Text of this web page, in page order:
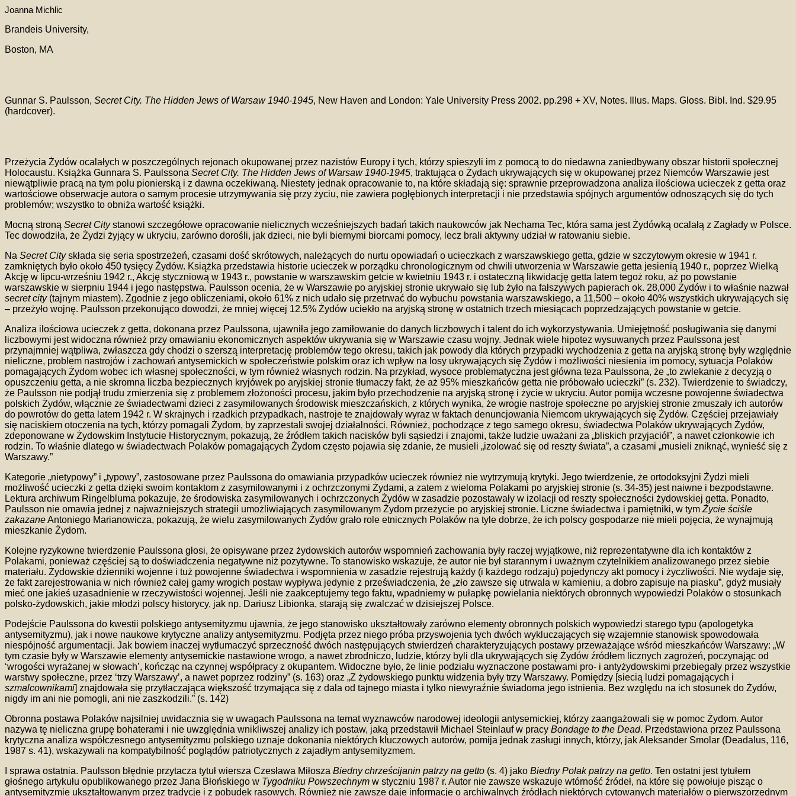
Joanna Michlic
Brandeis University,
Boston, MA
Gunnar S. Paulsson, Secret City. The Hidden Jews of Warsaw 1940-1945, New Haven and London: Yale University Press 2002. pp.298 + XV, Notes. Illus. Maps. Gloss. Bibl. Ind. $29.95
(hardcover).
Przeżycia Żydów ocalałych w poszczególnych rejonach okupowanej przez nazistów Europy i tych, którzy spieszyli im z pomocą to do niedawna zaniedbywany obszar historii społecznej
Holocaustu. Książka Gunnara S. Paulssona Secret City. The Hidden Jews of Warsaw 1940-1945, traktująca o Żydach ukrywających się w okupowanej przez Niemców Warszawie jest
niewątpliwie pracą na tym polu pionierską i z dawna oczekiwaną. Niestety jednak opracowanie to, na które składają się: sprawnie przeprowadzona analiza ilościowa ucieczek z getta oraz
wartościowe obserwacje autora o samym procesie utrzymywania się przy życiu, nie zawiera pogłębionych interpretacji i nie przedstawia spójnych argumentów odnoszących się do tych
problemów; wszystko to obniża wartość książki.
Mocną stroną Secret Citystanowi szczegółowe opracowanie nielicznych wcześniejszych badań takich naukowców jak Nechama Tec, która sama jest Żydówką ocalałą z Zagłady w Polsce.
Tec dowodziła, że Żydzi żyjący w ukryciu, zarówno dorośli, jak dzieci, nie byli biernymi biorcami pomocy, lecz brali aktywny udział w ratowaniu siebie.
Na Secret Cityskłada się seria spostrzeżeń, czasami dość skrótowych, należących do nurtu opowiadań o ucieczkach z warszawskiego getta, gdzie w szczytowym okresie w 1941 r.
zamkniętych było około 450 tysięcy Żydów. Książka przedstawia historie ucieczek w porządku chronologicznym od chwili utworzenia w Warszawie getta jesienią 1940 r., poprzez Wielką
Akcję w lipcu-wrześniu 1942 r., Akcję styczniową w 1943 r., powstanie w warszawskim getcie w kwietniu 1943 r. i ostateczną likwidację getta latem tegoż roku, aż po powstanie
warszawskie w sierpniu 1944 i jego następstwa. Paulsson ocenia, że w Warszawie po aryjskiej stronie ukrywało się lub żyło na fałszywych papierach ok. 28,000 Żydów i to właśnie nazwał
secret city(tajnym miastem). Zgodnie z jego obliczeniami, około 61% z nich udało się przetrwać do wybuchu powstania warszawskiego, a 11,500 – około 40% wszystkich ukrywających się
– przeżyło wojnę. Paulsson przekonująco dowodzi, że mniej więcej 12.5% Żydów uciekło na aryjską stronę w ostatnich trzech miesiącach poprzedzających powstanie w getcie.
Analiza ilościowa ucieczek z getta, dokonana przez Paulssona, ujawniła jego zamiłowanie do danych liczbowych i talent do ich wykorzystywania. Umiejętność posługiwania się danymi
liczbowymi jest widoczna również przy omawianiu ekonomicznych aspektów ukrywania się w Warszawie czasu wojny. Jednak wiele hipotez wysuwanych przez Paulssona jest
przynajmniej wątpliwa, zwłaszcza gdy chodzi o szerszą interpretację problemów tego okresu, takich jak powody dla których przypadki wychodzenia z getta na aryjską stronę były względnie
nieliczne, problem nastrojów i zachowań antysemickich w społeczeństwie polskim oraz ich wpływ na losy ukrywających się Żydów i możliwości niesienia im pomocy, sytuacja Polaków
pomagających Żydom wobec ich własnej społeczności, w tym również własnych rodzin. Na przykład, wysoce problematyczna jest główna teza Paulssona, że „to zwlekanie z decyzją o
opuszczeniu getta, a nie skromna liczba bezpiecznych kryjówek po aryjskiej stronie tłumaczy fakt, że aż 95% mieszkańców getta nie próbowało ucieczki” (s. 232). Twierdzenie to świadczy,
że Paulsson nie podjął trudu zmierzenia się z problemem złożoności procesu, jakim było przechodzenie na aryjską stronę i życie w ukryciu. Autor pomija wczesne powojenne świadectwa
polskich Żydów, włącznie ze świadectwami dzieci z zasymilowanych środowisk mieszczańskich, z których wynika, że wrogie nastroje społeczne po aryjskiej stronie zmuszały ich autorów
do powrotów do getta latem 1942 r. W skrajnych i rzadkich przypadkach, nastroje te znajdowały wyraz w faktach denuncjowania Niemcom ukrywających się Żydów. Częściej przejawiały
się naciskiem otoczenia na tych, którzy pomagali Żydom, by zaprzestali swojej działalności. Również, pochodzące z tego samego okresu, świadectwa Polaków ukrywających Żydów,
zdeponowane w Żydowskim Instytucie Historycznym, pokazują, że źródłem takich nacisków byli sąsiedzi i znajomi, także ludzie uważani za „bliskich przyjaciół”, a nawet członkowie ich
rodzin. To właśnie dlatego w świadectwach Polaków pomagających Żydom często pojawia się zdanie, że musieli „izolować się od reszty świata”, a czasami „musieli zniknąć, wynieść się z
Warszawy.”
Kategorie „nietypowy” i „typowy”, zastosowane przez Paulssona do omawiania przypadków ucieczek również nie wytrzymują krytyki. Jego twierdzenie, że ortodoksyjni Żydzi mieli
możliwość ucieczki z getta dzięki swoim kontaktom z zasymilowanymi i z ochrzczonymi Żydami, a zatem z wieloma Polakami po aryjskiej stronie (s. 34-35) jest naiwne i bezpodstawne.
Lektura archiwum Ringelbluma pokazuje, że środowiska zasymilowanych i ochrzczonych Żydów w zasadzie pozostawały w izolacji od reszty społeczności żydowskiej getta. Ponadto,
Paulsson nie omawia jednej z najważniejszych strategii umożliwiających zasymilowanym Żydom przeżycie po aryjskiej stronie. Liczne świadectwa i pamiętniki, w tym Życie ściśle
zakazaneAntoniego Marianowicza, pokazują, że wielu zasymilowanych Żydów grało role etnicznych Polaków na tyle dobrze, że ich polscy gospodarze nie mieli pojęcia, że wynajmują
mieszkanie Żydom.
Kolejne ryzykowne twierdzenie Paulssona głosi, że opisywane przez żydowskich autorów wspomnień zachowania były raczej wyjątkowe, niż reprezentatywne dla ich kontaktów z
Polakami, ponieważ częściej są to doświadczenia negatywne niż pozytywne. To stanowisko wskazuje, że autor nie był starannym i uważnym czytelnikiem analizowanego przez siebie
materiału. Żydowskie dzienniki wojenne i tuż powojenne świadectwa i wspomnienia w zasadzie rejestrują każdy (i każdego rodzaju) pojedynczy akt pomocy i życzliwości. Nie wydaje się,
że fakt zarejestrowania w nich również całej gamy wrogich postaw wypływa jedynie z przeświadczenia, że „zło zawsze się utrwala w kamieniu, a dobro zapisuje na piasku”, gdyż musiały
mieć one jakieś uzasadnienie w rzeczywistości wojennej. Jeśli nie zaakceptujemy tego faktu, wpadniemy w pułapkę powielania niektórych obronnych wypowiedzi Polaków o stosunkach
polsko-żydowskich, jakie młodzi polscy historycy, jak np. Dariusz Libionka, starają się zwalczać w dzisiejszej Polsce.
Podejście Paulssona do kwestii polskiego antysemityzmu ujawnia, że jego stanowisko ukształtowały zarówno elementy obronnych polskich wypowiedzi starego typu (apologetyka
antysemityzmu), jak i nowe naukowe krytyczne analizy antysemityzmu. Podjęta przez niego próba przyswojenia tych dwóch wykluczających się wzajemnie stanowisk spowodowała
niespójność argumentacji. Jak bowiem inaczej wytłumaczyć sprzeczność dwóch następujących stwierdzeń charakteryzujących postawy przeważające wśród mieszkańców Warszawy: „W
tym czasie były w Warszawie elementy antysemickie nastawione wrogo, a nawet zbrodniczo, ludzie, którzy byli dla ukrywających się Żydów źródłem licznych zagrożeń, poczynając od
‘wrogości wyrażanej w słowach’, kończąc na czynnej współpracy z okupantem. Widoczne było, że linie podziału wyznaczone postawami pro- i antyżydowskimi przebiegały przez wszystkie
warstwy społeczne, przez ‘trzy Warszawy’, a nawet poprzez rodziny” (s. 163) oraz „Z żydowskiego punktu widzenia były trzy Warszawy. Pomiędzy [siecią ludzi pomagających i
szmalcownikami] znajdowała się przytłaczająca większość trzymająca się z dala od tajnego miasta i tylko niewyraźnie świadoma jego istnienia. Bez względu na ich stosunek do Żydów,
nigdy im ani nie pomogli, ani nie zaszkodzili.” (s. 142)
Obronna postawa Polaków najsilniej uwidacznia się w uwagach Paulssona na temat wyznawców narodowej ideologii antysemickiej, którzy zaangażowali się w pomoc Żydom. Autor
nazywa tę nieliczna grupę bohaterami i nie uwzględnia wnikliwszej analizy ich postaw, jaką przedstawił Michael Steinlauf w pracy Bondage to the Dead. Przedstawiona przez Paulssona
krytyczna analiza współczesnego antysemityzmu polskiego uznaje dokonania niektórych kluczowych autorów, pomija jednak zasługi innych, którzy, jak Aleksander Smolar (Deadalus, 116,
1987 s. 41), wskazywali na kompatybilność poglądów patriotycznych z zajadłym antysemityzmem.
I sprawa ostatnia. Paulsson błędnie przytacza tytuł wiersza Czesława Miłosza Biedny chrześcijanin patrzy na getto (s. 4) jako Biedny Polak patrzy na getto. Ten ostatni jest tytułem
głośnego artykułu opublikowanego przez Jana Błońskiego w Tygodniku Powszechnym w styczniu 1987 r. Autor nie zawsze wskazuje wtórność źródeł, na które się powołuje pisząc o
antysemityzmie ukształtowanym przez tradycje i z pobudek rasowych. Również nie zawsze daje informacje o archiwalnych źródłach niektórych cytowanych materiałów o pierwszorzędnym